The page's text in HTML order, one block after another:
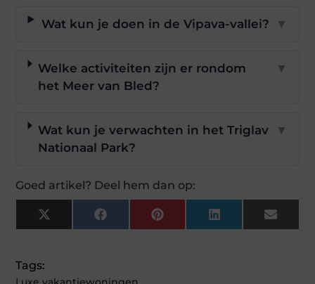
Wat kun je doen in de Vipava-vallei? ▼
Welke activiteiten zijn er rondom
het Meer van Bled?
▼
Wat kun je verwachten in het Triglav
Nationaal Park?
▼
Goed artikel? Deel hem dan op:
X
(Twitter)
FacebookPinterestLinkedInEmail
Tags: